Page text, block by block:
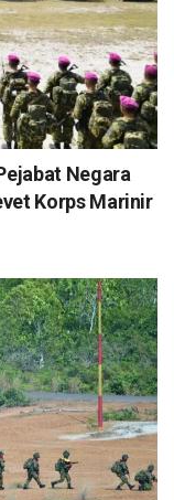
Negara
Korps Marinir